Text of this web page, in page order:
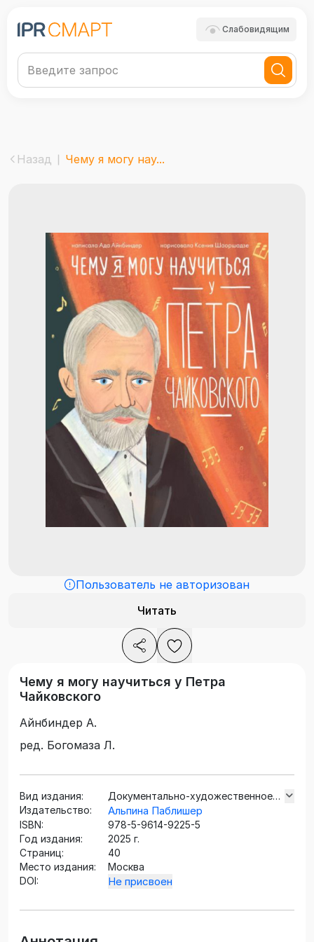
Слабовидящим
Назад Чему я могу нау...
Пользователь не авторизован
Читать
Чему я могу научиться у Петра
Чайковского
Айнбиндер А.
ред. Богомаза Л.
Вид издания:
Документально-художественное
издание
Издательство: Альпина Паблишер
ISBN:
978-5-9614-9225-5
Год издания:
2025 г.
Страниц:
40
Место издания:
Москва
DOI:
Не присвоен